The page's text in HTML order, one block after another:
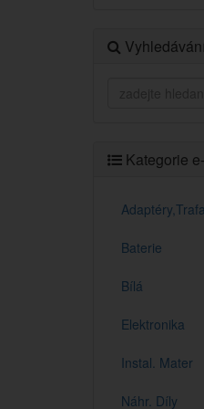
Kategorie
Baterie
Bílá
Elektronika
Instal. Mater
Náhr. Díly